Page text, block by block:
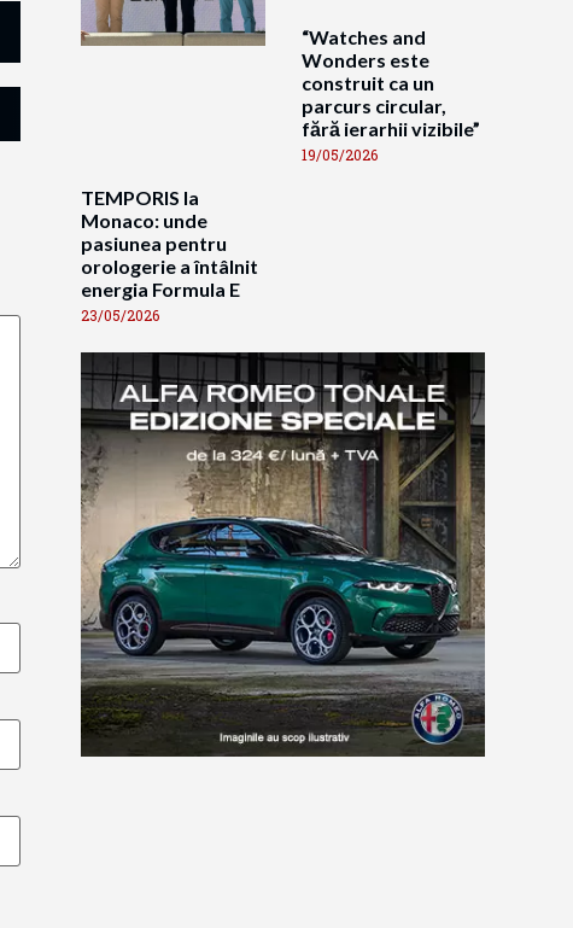
TEMPORIS la
Monaco: unde
pasiunea pentru
orologerie a întâlnit
energia Formula E
23/05/2026
“Watches and
Wonders este
construit ca un
parcurs circular,
fără ierarhii vizibile”
19/05/2026